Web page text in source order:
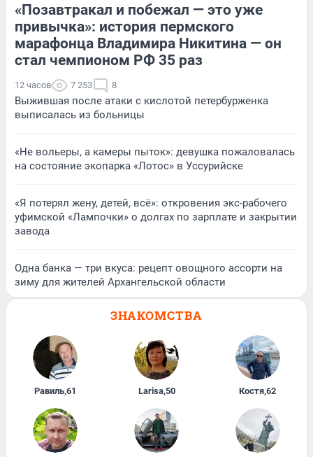
«Позавтракал и побежал — это уже
привычка»: история пермского
марафонца Владимира Никитина — он
стал чемпионом РФ 35 раз
12 часов 7 253 8
Выжившая после атаки с кислотой петербурженка
выписалась из больницы
«Не вольеры, а камеры пыток»: девушка пожаловалась
на состояние экопарка «Лотос» в Уссурийске
«Я потерял жену, детей, всё»: откровения экс-рабочего
уфимской «Лампочки» о долгах по зарплате и закрытии
завода
Одна банка — три вкуса: рецепт овощного ассорти на
зиму для жителей Архангельской области
ЗНАКОМСТВА
Равиль,61 Larisa,50 Костя,62